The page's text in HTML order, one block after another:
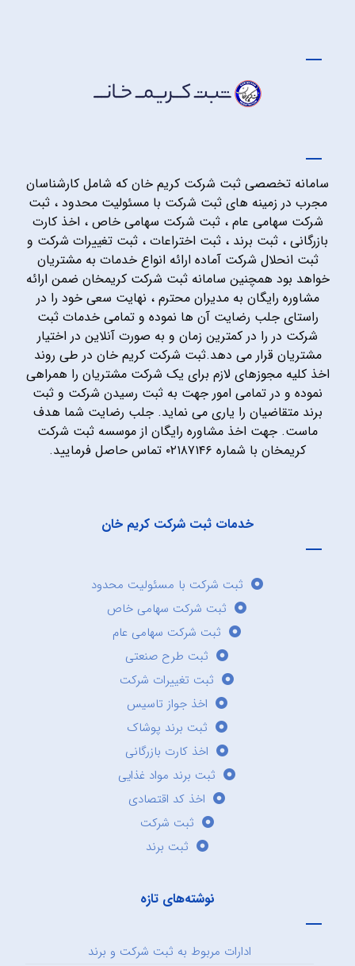
سامانه تخصصی ثبت شرکت کریم خان که شامل کارشناسان
مجرب در زمینه های ثبت شرکت با مسئولیت محدود ، ثبت
شرکت سهامی عام ، ثبت شرکت سهامی خاص ، اخذ کارت
بازرگانی ، ثبت برند ، ثبت اختراعات ، ثبت تغییرات شرکت و
ثبت انحلال شرکت آماده ارائه انواع خدمات به مشتریان
خواهد بود همچنین سامانه ثبت شرکت کریمخان ضمن ارائه
مشاوره رایگان به مدیران محترم ، نهایت سعی خود را در
راستای جلب رضایت آن ها نموده و تمامی خدمات ثبت
شرکت در را در کمترین زمان و به صورت آنلاین در اختیار
مشتریان قرار می دهد.ثبت شرکت کریم خان در طی روند
اخذ کلیه مجوزهای لازم برای یک شرکت مشتریان را همراهی
نموده و در تمامی امور جهت به ثبت رسیدن شرکت و ثبت
برند متقاضیان را یاری می نماید. جلب رضایت شما هدف
ماست. جهت اخذ مشاوره رایگان از موسسه ثبت شرکت
کریمخان با شماره ۰۲۱۸۷۱۴۶ تماس حاصل فرمایید.
خدمات ثبت شرکت کریم خان
ثبت شرکت با مسئولیت محدود
ثبت شرکت سهامی خاص
ثبت شرکت سهامی عام
ثبت طرح صنعتی
ثبت تغییرات شرکت
اخذ جواز تاسیس
ثبت برند پوشاک
اخذ کارت بازرگانی
ثبت برند مواد غذایی
اخذ کد اقتصادی
ثبت شرکت
ثبت برند
نوشته‌های تازه
ادارات مربوط به ثبت شرکت و برند